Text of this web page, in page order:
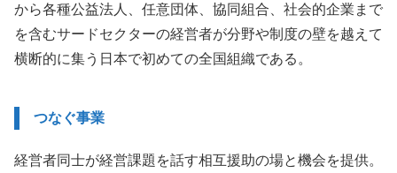
から各種公益法人、任意団体、協同組合、社会的企業まで
を含むサードセクターの経営者が分野や制度の壁を越えて
横断的に集う日本で初めての全国組織である。
つなぐ事業
経営者同士が経営課題を話す相互援助の場と機会を提供。